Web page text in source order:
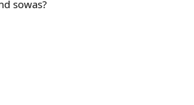
sowas?